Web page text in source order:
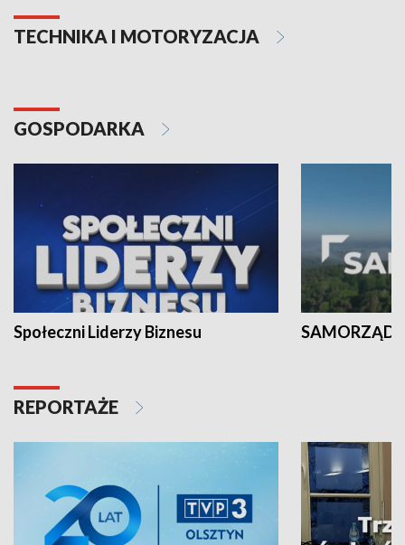
TECHNIKA I MOTORYZACJA
GOSPODARKA
Społeczni Liderzy Biznesu SAMORZĄD
REPORTAŻE